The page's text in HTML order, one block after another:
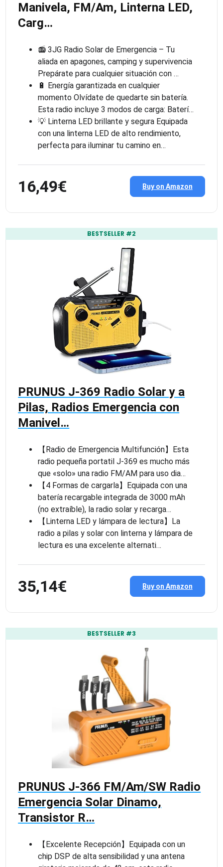
Manivela, FM/Am, Linterna LED,
Carg…
📻 3JG Radio Solar de Emergencia – Tu
aliada en apagones, camping y supervivencia
Prepárate para cualquier situación con …
🔋 Energía garantizada en cualquier
momento Olvídate de quedarte sin batería.
Esta radio incluye 3 modos de carga: Baterí…
💡 Linterna LED brillante y segura Equipada
con una linterna LED de alto rendimiento,
perfecta para iluminar tu camino en…
16,49€ Buy on Amazon
BESTSELLER #2
PRUNUS J-369 Radio Solar y a
Pilas, Radios Emergencia con
Manivel…
【Radio de Emergencia Multifunción】Esta
radio pequeña portatil J-369 es mucho más
que «solo» una radio FM/AM para uso dia…
【4 Formas de cargarla】Equipada con una
batería recargable integrada de 3000 mAh
(no extraíble), la radio solar y recarga…
【Linterna LED y lámpara de lectura】La
radio a pilas y solar con linterna y lámpara de
lectura es una excelente alternati…
35,14€ Buy on Amazon
BESTSELLER #3
PRUNUS J-366 FM/Am/SW Radio
Emergencia Solar Dinamo,
Transistor R…
【Excelente Recepción】Equipada con un
chip DSP de alta sensibilidad y una antena